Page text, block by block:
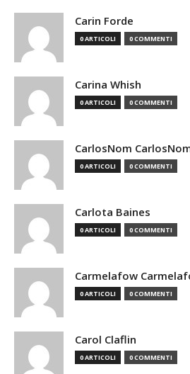
Carin Forde
0 ARTICOLI 0 COMMENTI
Carina Whish
0 ARTICOLI 0 COMMENTI
CarlosNom
0 ARTICOLI 0 COMMENTI
Carlota Baines
0 ARTICOLI 0 COMMENTI
Carmelafow
0 ARTICOLI 0 COMMENTI
Carol Claflin
0 ARTICOLI 0 COMMENTI